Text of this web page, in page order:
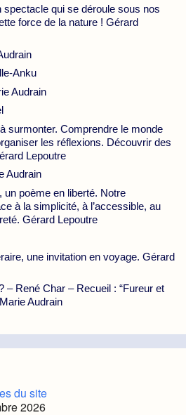
spectacle qui se déroule sous nos
force de la nature ! Gérard
Anku
Audrain
surmonter. Comprendre le monde
les réflexions. Découvrir des
Lepoutre
Audrain
un poème en liberté. Notre
à la simplicité, à l’accessible, au
Gérard Lepoutre
une invitation en voyage. Gérard
– René Char – Recueil : “Fureur et
Audrain
du site
2026